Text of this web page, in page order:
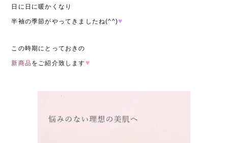
日に日に暖かくなり
半袖の季節がやってきましたね(^^)♥
この時期にとっておきの
新商品 をご紹介致します♥